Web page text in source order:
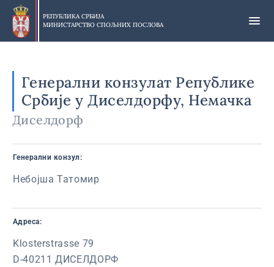
Прескочи
главни
део
РЕПУБЛИКА СРБИЈА
МИНИСТАРСТВО СПОЉНИХ ПОСЛОВА
Генерални конзулат Републике
Србије у Диселдорфу, Немачка
Диселдорф
Генерални конзул:
Небојша Татомир
Адреса:
Klosterstrasse 79
D-40211 ДИСЕЛДОРФ